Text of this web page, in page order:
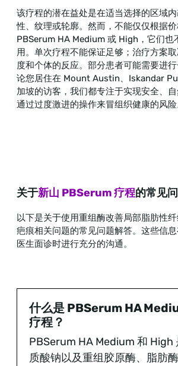
该疗程的潜在益处是在适当选择的区域
性、纹理或轮廓。然而，不能仅仅根据
PBSerum HA Medium 或 High，它们也
用。单次疗程不能保证足够；治疗方案
度和个体的反应。部分患者可能需要进
论您居住在 Mount Austin、Iskandar
加坡的访客，我们都专注于实现安全、
通过过度激进的操作来冒组织健康的风险
关于新山 PBSerum 疗程的常见
以下是关于使用重组酶改善局部脂肪性
疤痕相关问题的常见问题解答。这些信
医生面诊时进行充分的沟通。
什么是 PBSerum HA
疗程？
PBSerum HA Medium 和 High
质酸钠以及重组胶原酶、脂肪